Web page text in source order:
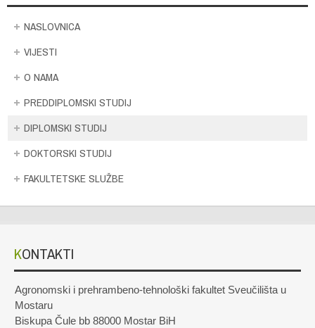
NASLOVNICA
VIJESTI
O NAMA
PREDDIPLOMSKI STUDIJ
DIPLOMSKI STUDIJ
DOKTORSKI STUDIJ
FAKULTETSKE SLUŽBE
KONTAKTI
Agronomski i prehrambeno-tehnološki fakultet Sveučilišta u
Mostaru
Biskupa Čule bb 88000 Mostar BiH